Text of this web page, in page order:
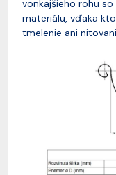
vonkajšieho rohu so
materiálu, vďaka
tmelenie ani